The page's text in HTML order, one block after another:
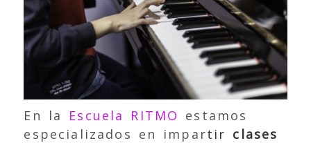
En la Escuela RITMO estamos
especializados en impartir clases